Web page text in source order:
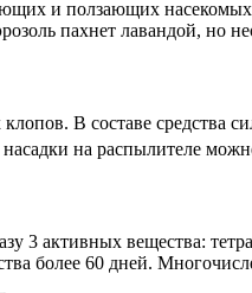
и ползающих
пахнет лавандой, но
В составе
на распылителе
3 активных вещества:
более 60 дней.